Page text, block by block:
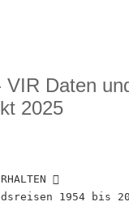
VIR Daten
2025

1954 bis